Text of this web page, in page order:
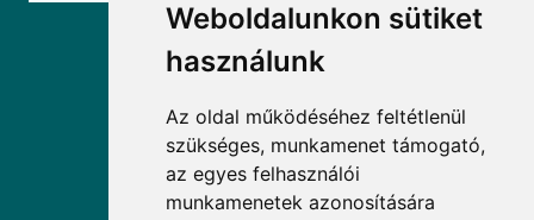
Weboldalunkon sütiket
használunk
Az oldal működéséhez feltétlenül
szükséges, munkamenet támogató,
az egyes felhasználói
munkamenetek azonosítására
ELÉRHETŐSÉGEK
+36 1 880 7600
info@mprx.hu